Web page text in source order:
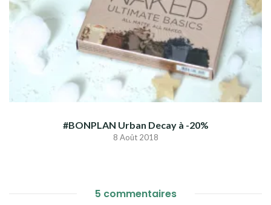
#BONPLAN Urban Decay à -20%
8 Août 2018
5 commentaires